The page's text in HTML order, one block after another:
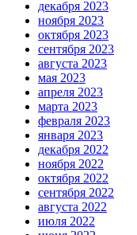
декабря 2023
ноября 2023
октября 2023
сентября 2023
августа 2023
мая 2023
апреля 2023
марта 2023
февраля 2023
января 2023
декабря 2022
ноября 2022
октября 2022
сентября 2022
августа 2022
июля 2022